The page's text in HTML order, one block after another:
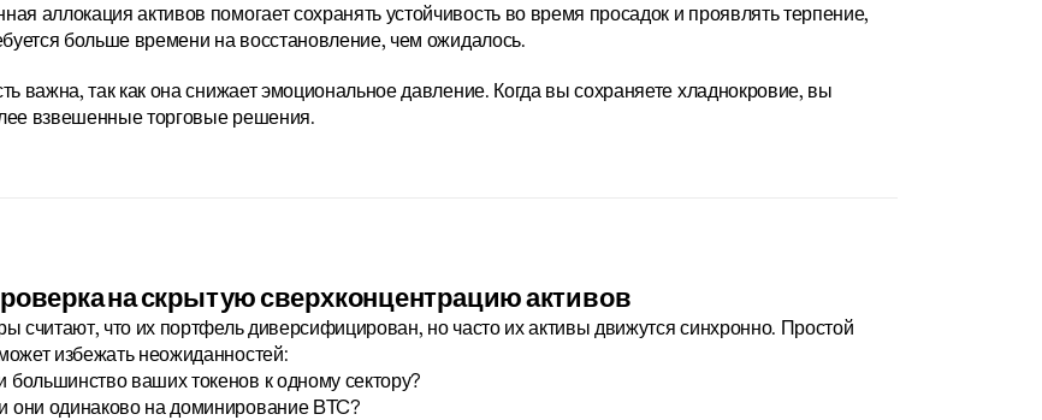
аллокация активов помогает сохранять устойчивость во время просадок и проявлять терпение,
больше времени на восстановление, чем ожидалось.
важна, так как она снижает эмоциональное давление. Когда вы сохраняете хладнокровие, вы
взвешенные торговые решения.
на скрытую сверхконцентрацию активов
считают, что их портфель диверсифицирован, но часто их активы движутся синхронно. Простой
избежать неожиданностей:
большинство ваших токенов к одному сектору?
они одинаково на доминирование BTC?